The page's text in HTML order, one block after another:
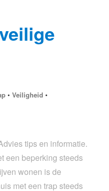
• Veiligheid •
tips en informatie.
een beperking steeds
wonen is de
met een trap steeds